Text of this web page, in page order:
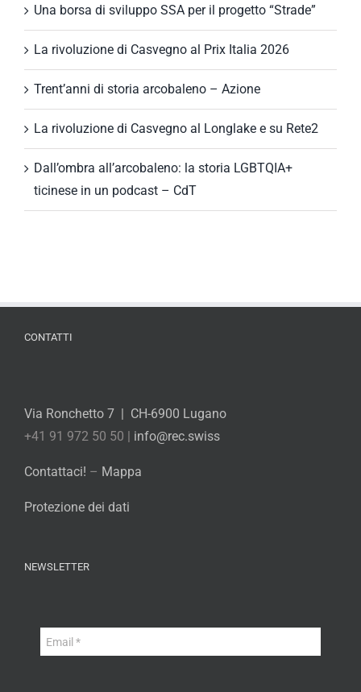
Una borsa di sviluppo SSA per il progetto “Strade”
La rivoluzione di Casvegno al Prix Italia 2026
Trent’anni di storia arcobaleno – Azione
La rivoluzione di Casvegno al Longlake e su Rete2
Dall’ombra all’arcobaleno: la storia LGBTQIA+
ticinese in un podcast – CdT
CONTATTI
Via Ronchetto 7 | CH-6900 Lugano
+41 91 972 50 50 | info@rec.swiss
Contattaci! – Mappa
Protezione dei dati
NEWSLETTER